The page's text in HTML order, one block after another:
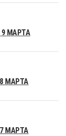
МАРТА
МАРТА
МАРТА